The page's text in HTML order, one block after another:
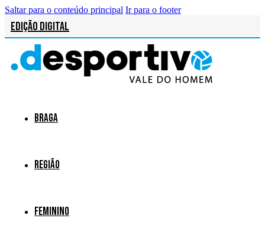
Saltar para o conteúdo principal Ir para o footer
Edição Digital
Braga
Região
Feminino